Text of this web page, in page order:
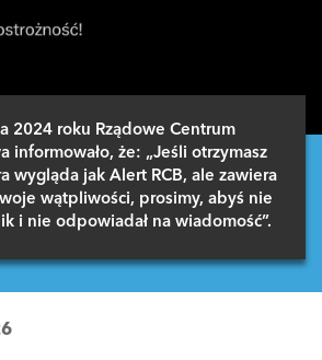
2024 roku Rządowe Centrum
informowało, że: „Jeśli otrzymasz
wygląda jak Alert RCB, ale zawiera
wątpliwości, prosimy, abyś nie
i nie odpowiadał na wiadomość”.